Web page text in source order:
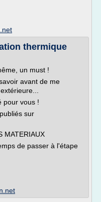
thermique
un must !
avant de me
pour vous !
sur
MATERIAUX
de passer à l'étape